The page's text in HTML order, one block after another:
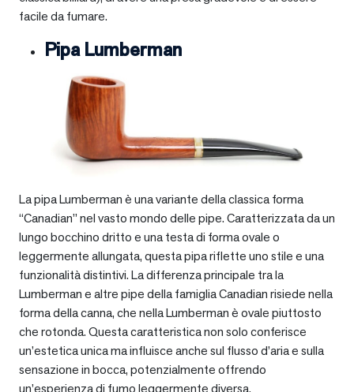
facile da fumare.
Pipa Lumberman
La pipa Lumberman è una variante della classica forma
“Canadian” nel vasto mondo delle pipe. Caratterizzata da un
lungo bocchino dritto e una testa di forma ovale o
leggermente allungata, questa pipa riflette uno stile e una
funzionalità distintivi. La differenza principale tra la
Lumberman e altre pipe della famiglia Canadian risiede nella
forma della canna, che nella Lumberman è ovale piuttosto
che rotonda. Questa caratteristica non solo conferisce
un’estetica unica ma influisce anche sul flusso d’aria e sulla
sensazione in bocca, potenzialmente offrendo
un’esperienza di fumo leggermente diversa.